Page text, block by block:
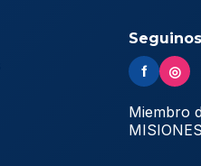
Seguinos
f ◎
Miembro